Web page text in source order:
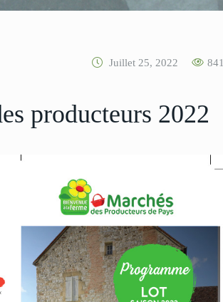
Juillet 25, 2022 841
producteurs 2022